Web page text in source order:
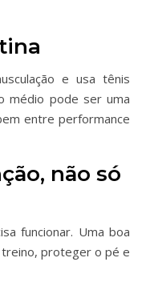
e usa tênis
médio pode ser uma
entre performance
não só
funcionar. Uma boa
proteger o pé e